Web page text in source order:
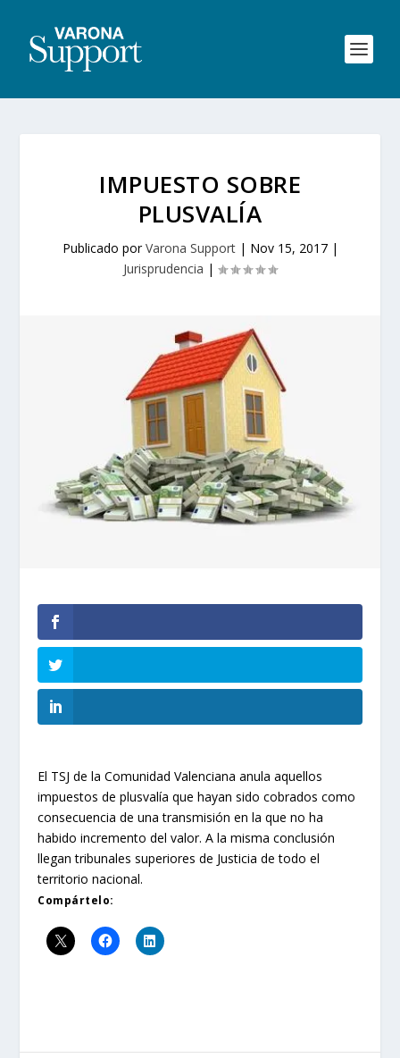
IMPUESTO SOBRE
PLUSVALÍA
Publicado porVarona Support| Nov 15, 2017|
Jurisprudencia |
El TSJ de la Comunidad Valenciana anula aquellos
impuestos de plusvalía que hayan sido cobrados como
consecuencia de una transmisión en la que no ha
habido incremento del valor. A la misma conclusión
llegan tribunales superiores de Justicia de todo el
territorio nacional.
Compártelo: